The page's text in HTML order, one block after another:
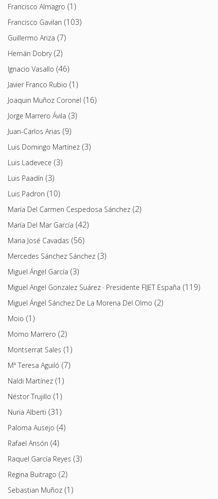
Francisco Almagro (1)
Francisco Gavilan (103)
Guillermo Ariza (7)
Hernán Dobry(2)
Ignacio Vasallo (46)
Javier Franco Rubio (1)
Joaquin Muñoz Coronel (16)
Jorge Marrero Ávila (3)
Juan-Carlos Arias (9)
Luis Domingo Martínez (3)
Luis Ladevece (3)
Luis Paadín (3)
Luis Padron (10)
María Del Carmen Cespedosa Sánchez (2)
María Del Mar García (42)
Maria José Cavadas (56)
Mercedes Sánchez Sánchez (3)
Miguel Ángel García (3)
Miguel Angel Gonzalez Suárez · Presidente FIJET España (119)
Miguel Ángel Sánchez De La Morena Del Olmo (2)
Moio (1)
Momo Marrero (2)
Montserrat Sales (1)
Mª Teresa Aguiló (7)
Naldi Martínez (1)
Néstor Trujillo (1)
Nuria Alberti (31)
Paloma Ausejo (4)
Rafael Ansón (4)
Raquel García Reyes (3)
Regina Buitrago (2)
Sebastian Muñoz (1)